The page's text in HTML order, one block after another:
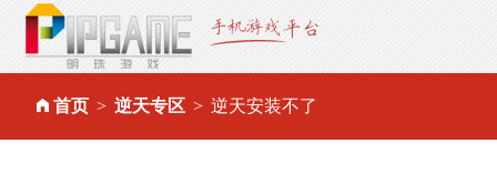
首页 逆天专区 逆天安装不了